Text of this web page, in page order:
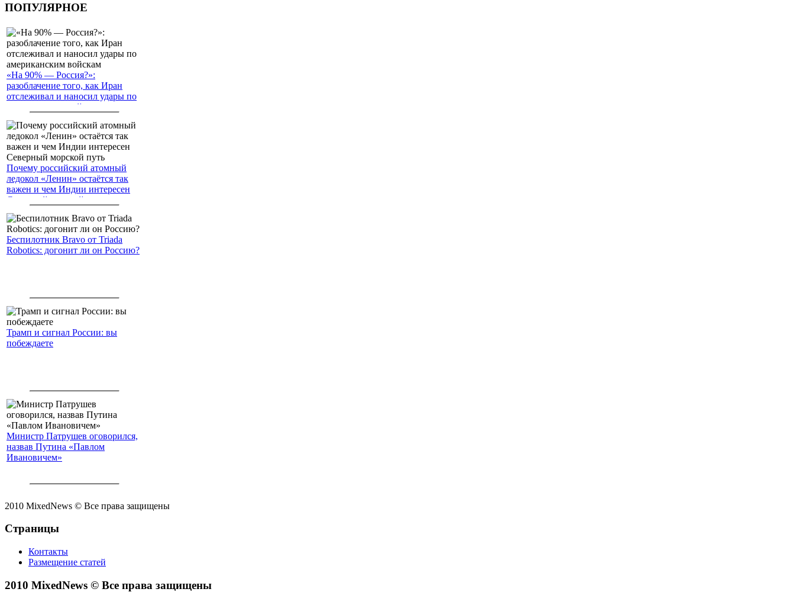
ПОПУЛЯРНОЕ
«На 90% — Россия?»:
разоблачение того, как Иран
отслеживал и наносил удары по
американским войскам
Почему российский атомный
ледокол «Ленин» остаётся так
важен и чем Индии интересен
Северный морской путь
Беспилотник Bravo от Triada
Robotics: догонит ли он Россию?
Трамп и сигнал России: вы
побеждаете
Министр Патрушев оговорился,
назвав Путина «Павлом
Ивановичем»
2010 MixedNews © Все права защищены
Страницы
Контакты
Размещение статей
2010 MixedNews © Все права защищены